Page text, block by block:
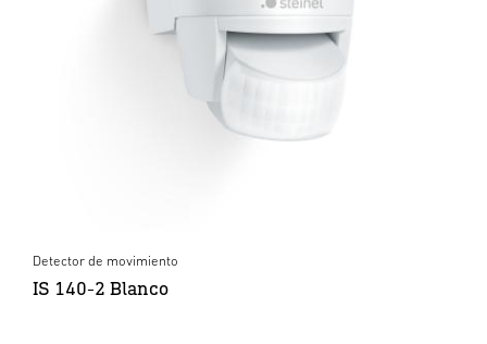
Detector de movimiento
IS 140-2 Blanco